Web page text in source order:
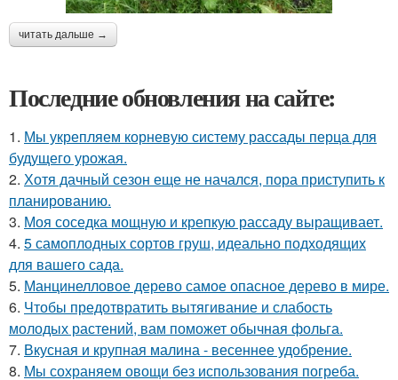
читать дальше →
Последние обновления на сайте:
1. Мы укрепляем корневую систему рассады перца для
будущего урожая.
2. Хотя дачный сезон еще не начался, пора приступить к
планированию.
3. Моя соседка мощную и крепкую рассаду выращивает.
4. 5 самоплодных сортов груш, идеально подходящих
для вашего сада.
5. Манцинелловое дерево самое опасное дерево в мире.
6. Чтобы предотвратить вытягивание и слабость
молодых растений, вам поможет обычная фольга.
7. Вкусная и крупная малина - весеннее удобрение.
8. Мы сохраняем овощи без использования погреба.